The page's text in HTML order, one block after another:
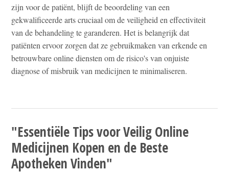
zijn voor de patiënt, blijft de beoordeling van een
gekwalificeerde arts cruciaal om de veiligheid en effectiviteit
van de behandeling te garanderen. Het is belangrijk dat
patiënten ervoor zorgen dat ze gebruikmaken van erkende en
betrouwbare online diensten om de risico's van onjuiste
diagnose of misbruik van medicijnen te minimaliseren.
"Essentiële Tips voor Veilig Online
Medicijnen Kopen en de Beste
Apotheken Vinden"